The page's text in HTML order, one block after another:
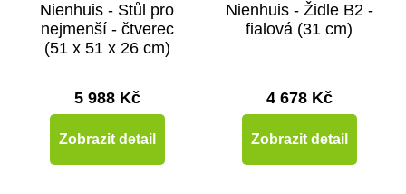
Nienhuis - Stůl pro
nejmenší - čtverec
(51 x 51 x 26 cm)
5 988 Kč
Zobrazit detail
Nienhuis - Židle B2 -
fialová (31 cm)
4 678 Kč
Zobrazit detail